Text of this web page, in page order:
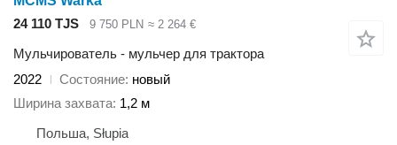
24 110 TJS
9 750 PLN ≈ 2 264 €
Мульчирователь - мульчер для трактора
2022
Состояние новый
Ширина захвата 1,2 м
Польша, Słupia